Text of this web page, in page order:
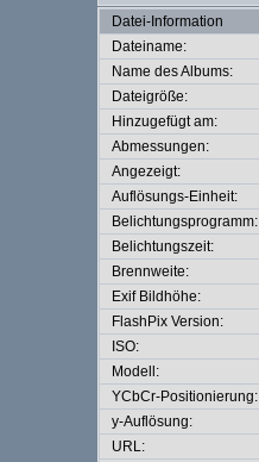
Datei-Information
Dateiname:
Name des Albums:
Dateigröße:
Hinzugefügt am:
Abmessungen:
Angezeigt:
Auflösungs-Einheit:
Belichtungsprogramm:
Belichtungszeit:
Brennweite:
Exif Bildhöhe:
FlashPix Version:
ISO:
Modell:
YCbCr-Positionierung:
y-Auflösung:
URL: